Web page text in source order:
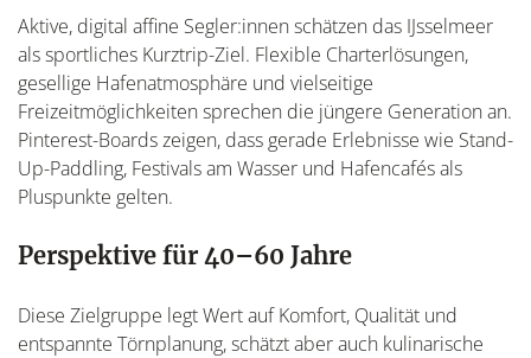
Aktive, digital affine Segler:innen schätzen das IJsselmeer
als sportliches Kurztrip-Ziel. Flexible Charterlösungen,
gesellige Hafenatmosphäre und vielseitige
Freizeitmöglichkeiten sprechen die jüngere Generation an.
Pinterest-Boards zeigen, dass gerade Erlebnisse wie Stand-
Up-Paddling, Festivals am Wasser und Hafencafés als
Pluspunkte gelten.
Perspektive für 40–60 Jahre
Diese Zielgruppe legt Wert auf Komfort, Qualität und
entspannte Törnplanung, schätzt aber auch kulinarische